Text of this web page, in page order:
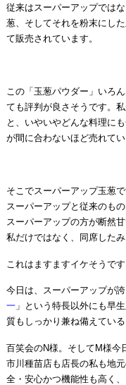
従来はスーパーアップでは
葱、そしてそれを粉末にし
て販売されています。
この「玉葱パウダー」いろ
ても評判が良さそうです。
と、いやいやどんな料理に
が間に合わないほど売れてい
そこでスーパーアップ玉葱で
スーパーアップと従来のも
スーパーアップの方が断然甘
私だけではなく、同席したみ
これはますますイケそうで
今日は、スーパーアップが誇
一」という特長以外にも早
質もしっかり兼ね備えてい
百笑会のN様。そしてM様今
市川種苗店も店長の私も地
全・安心かつ機能性も高く